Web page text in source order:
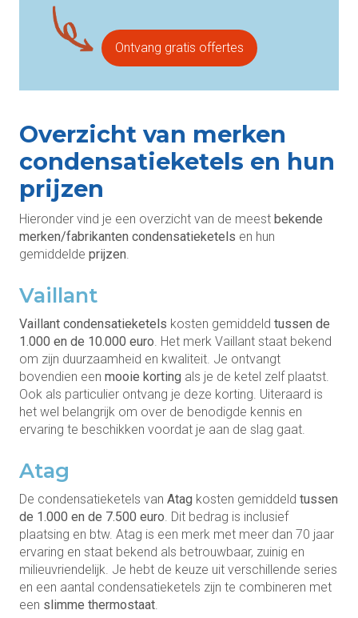
Ontvang gratis offertes
Overzicht van merken
condensatieketels en hun
prijzen
Hieronder vind je een overzicht van de meest bekende
merken/fabrikanten condensatieketels en hun
gemiddelde prijzen.
Vaillant
Vaillant condensatieketels kosten gemiddeld tussen de
1.000 en de 10.000 euro. Het merk Vaillant staat bekend
om zijn duurzaamheid en kwaliteit. Je ontvangt
bovendien een mooie korting als je de ketel zelf plaatst.
Ook als particulier ontvang je deze korting. Uiteraard is
het wel belangrijk om over de benodigde kennis en
ervaring te beschikken voordat je aan de slag gaat.
Atag
De condensatieketels van Atag kosten gemiddeld tussen
de 1.000 en de 7.500 euro. Dit bedrag is inclusief
plaatsing en btw. Atag is een merk met meer dan 70 jaar
ervaring en staat bekend als betrouwbaar, zuinig en
milieuvriendelijk. Je hebt de keuze uit verschillende series
en een aantal condensatieketels zijn te combineren met
een slimme thermostaat.